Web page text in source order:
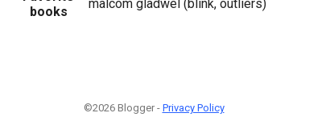
books
malcom gladwel (blink, outliers)
©2026 Blogger - Privacy Policy